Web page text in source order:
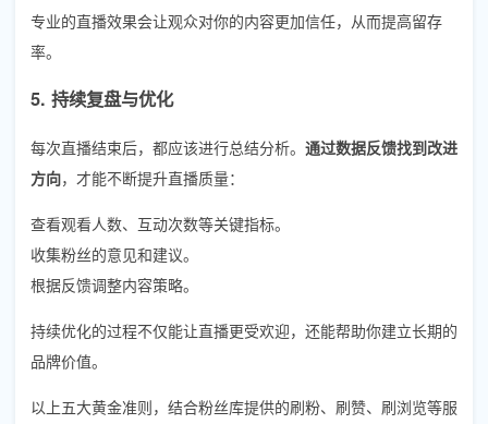
专业的直播效果会让观众对你的内容更加信任，从而提高留存
率。
5. 持续复盘与优化
每次直播结束后，都应该进行总结分析。 通过数据反馈找到改进
方向，才能不断提升直播质量：
查看观看人数、互动次数等关键指标。
收集粉丝的意见和建议。
根据反馈调整内容策略。
持续优化的过程不仅能让直播更受欢迎，还能帮助你建立长期的
品牌价值。
以上五大黄金准则，结合粉丝库提供的刷粉、刷赞、刷浏览等服